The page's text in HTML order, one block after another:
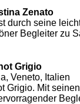
Zenato
durch seine
Begleiter zu
Grigio
Veneto, Italien
Grigio. Mit